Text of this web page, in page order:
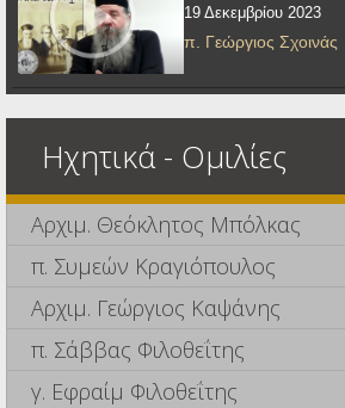
19 Δεκεμβρίου 2023
π. Γεώργιος Σχοινάς
Ηχητικά - Ομιλίες
Αρχιμ. Θεόκλητος Μπόλκας
π. Συμεών Κραγιόπουλος
Αρχιμ. Γεώργιος Καψάνης
π. Σάββας Φιλοθεΐτης
γ. Εφραίμ Φιλοθεΐτης